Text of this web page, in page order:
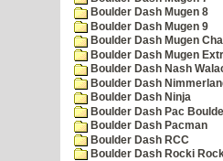
Boulder Dash Mugen 8
Boulder Dash Mugen 9
Boulder Dash Mugen
Boulder Dash Mugen
Boulder Dash Nash
Boulder Dash
Boulder Dash Ninja
Boulder Dash Pac
Boulder Dash Pacman
Boulder Dash RCC
Boulder Dash Rocki